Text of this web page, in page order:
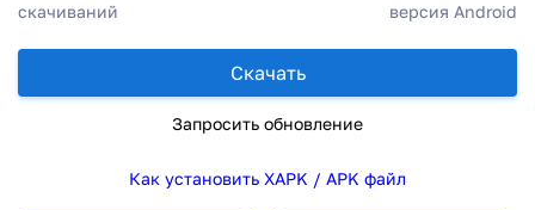
скачиваний
версия Android
Скачать
Запросить обновление
Как установить XAPK / APK файл